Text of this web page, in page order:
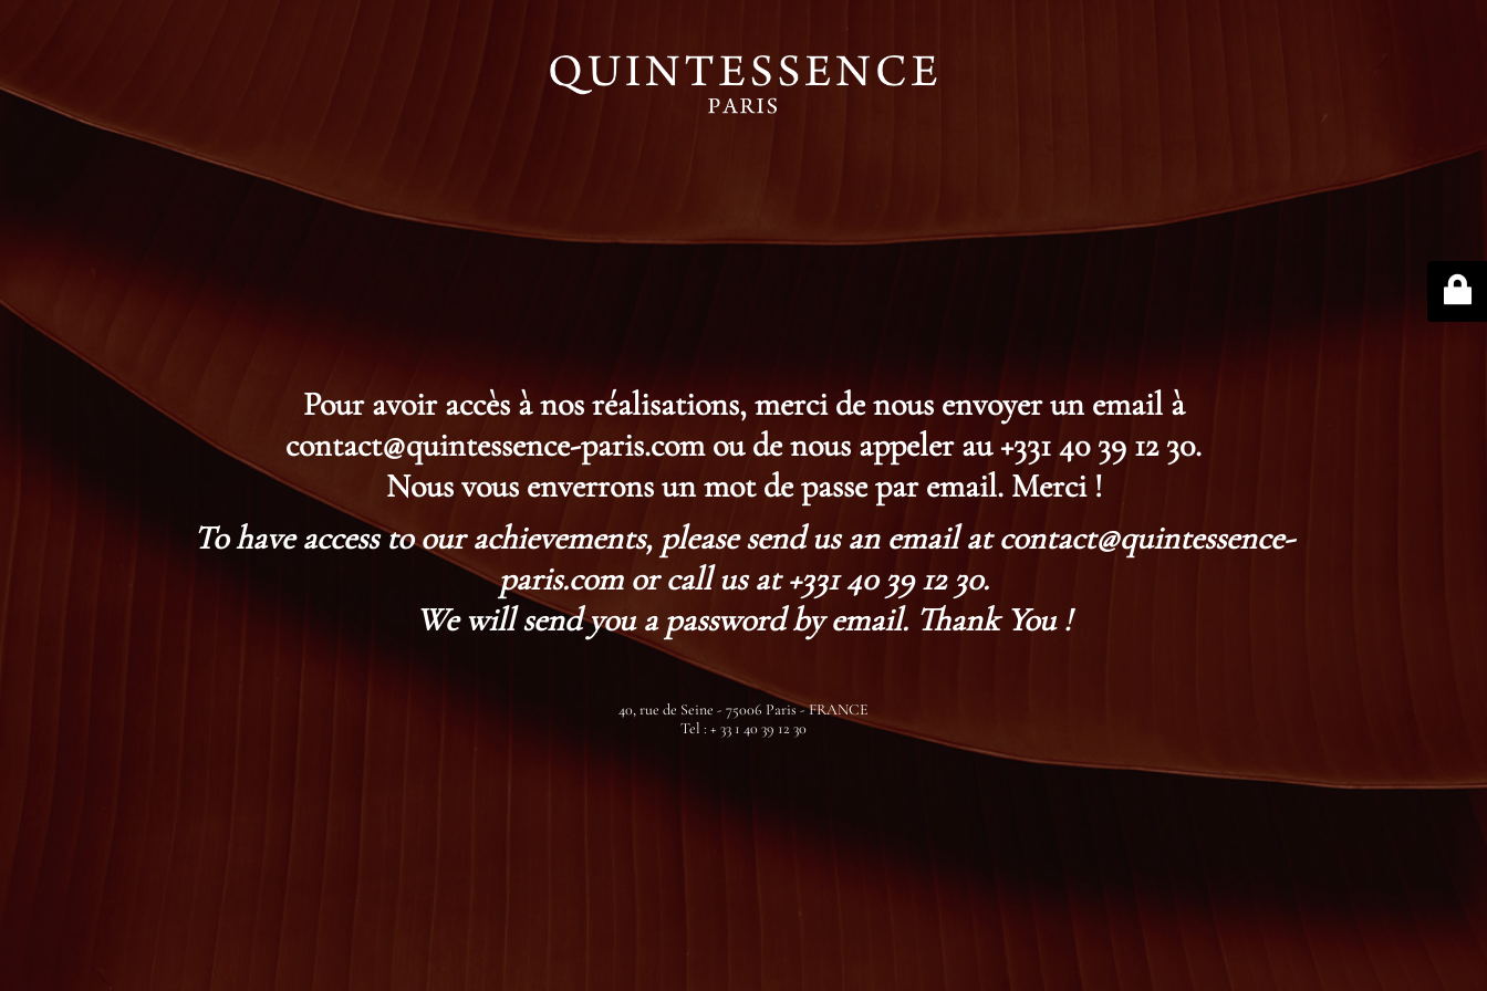
Pour avoir accès à nos réalisations, merci de nous envoyer un email à
contact@quintessence-paris.com ou de nous appeler au +331 40 39 12 30.
Nous vous enverrons un mot de passe par email. Merci !
To have access to our achievements, please send us an email at contact@quintessence-
paris.com or call us at +331 40 39 12 30.
We will send you a password by email. Thank You !
40, rue de Seine - 75006 Paris - FRANCE
Tel : + 33 1 40 39 12 30